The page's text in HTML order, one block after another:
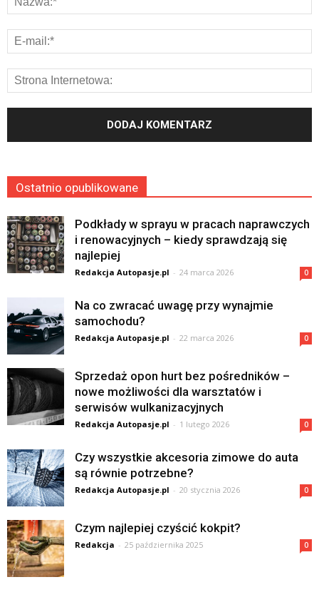
Ostatnio opublikowane
Podkłady w sprayu w pracach naprawczych
i renowacyjnych – kiedy sprawdzają się
najlepiej
Redakcja Autopasje.pl - 24 marca 2026 0
Na co zwracać uwagę przy wynajmie
samochodu?
Redakcja Autopasje.pl - 22 marca 2026 0
Sprzedaż opon hurt bez pośredników –
nowe możliwości dla warsztatów i
serwisów wulkanizacyjnych
Redakcja Autopasje.pl - 1 lutego 2026 0
Czy wszystkie akcesoria zimowe do auta
są równie potrzebne?
Redakcja Autopasje.pl - 20 stycznia 2026 0
Czym najlepiej czyścić kokpit?
Redakcja - 25 października 2025 0